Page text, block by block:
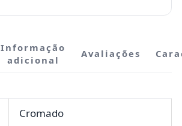
Informação
adicional
Avaliações
Cromado